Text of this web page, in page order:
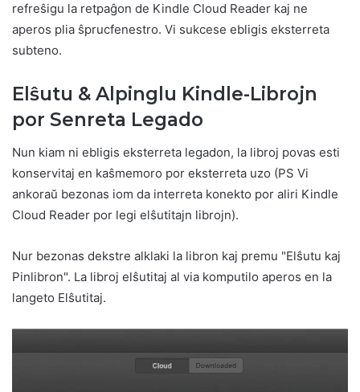
refreŝigu la retpaĝon de Kindle Cloud Reader kaj ne
aperos plia ŝprucfenestro. Vi sukcese ebligis eksterreta
subteno.
Elŝutu & Alpinglu Kindle-Librojn
por Senreta Legado
Nun kiam ni ebligis eksterreta legadon, la libroj povas esti
konservitaj en kaŝmemoro por eksterreta uzo (PS Vi
ankoraŭ bezonas iom da interreta konekto por aliri Kindle
Cloud Reader por legi elŝutitajn librojn).
Nur bezonas dekstre alklaki la libron kaj premu "Elŝutu kaj
Pinlibron". La libroj elŝutitaj al via komputilo aperos en la
langeto Elŝutitaj.